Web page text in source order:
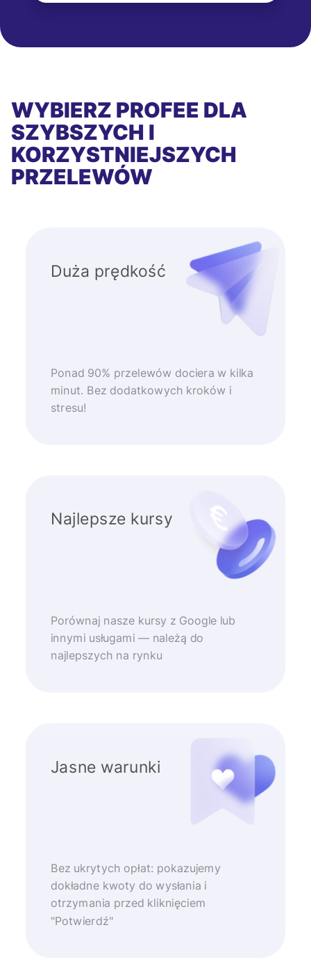
WYBIERZ PROFEE DLA
SZYBSZYCH I
KORZYSTNIEJSZYCH
PRZELEWÓW
Duża prędkość
Ponad 90% przelewów dociera w kilka
minut. Bez dodatkowych kroków i
stresu!
Najlepsze kursy
Porównaj nasze kursy z Google lub
innymi usługami — należą do
najlepszych na rynku
Jasne warunki
Bez ukrytych opłat: pokazujemy
dokładne kwoty do wysłania i
otrzymania przed kliknięciem
"Potwierdź"